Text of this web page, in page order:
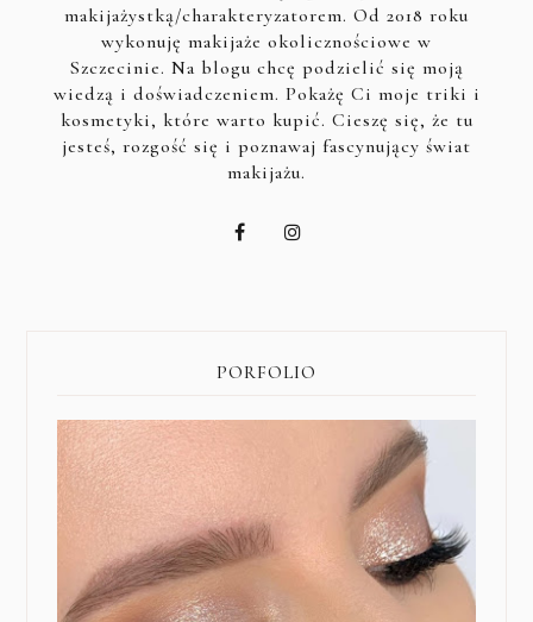
makijażystką/charakteryzatorem. Od 2018 roku
wykonuję makijaże okolicznościowe w
Szczecinie. Na blogu chcę podzielić się moją
wiedzą i doświadczeniem. Pokażę Ci moje triki i
kosmetyki, które warto kupić. Cieszę się, że tu
jesteś, rozgość się i poznawaj fascynujący świat
makijażu.
PORFOLIO